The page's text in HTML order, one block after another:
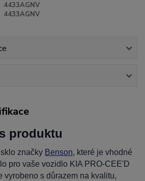
4433AGNV
4433AGNV
produktu
značky Benson, které je vhodné
pro vaše vozidlo KIA PRO-CEE'D
vyrobeno s důrazem na kvalitu,